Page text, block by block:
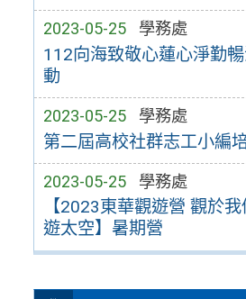
2023-05-25 學務處
112向海致敬心蓮心淨勤
動
2023-05-25 學務處
第二屆高校社群志工小編
2023-05-25 學務處
【2023東華觀遊營 觀於
遊太空】暑期營